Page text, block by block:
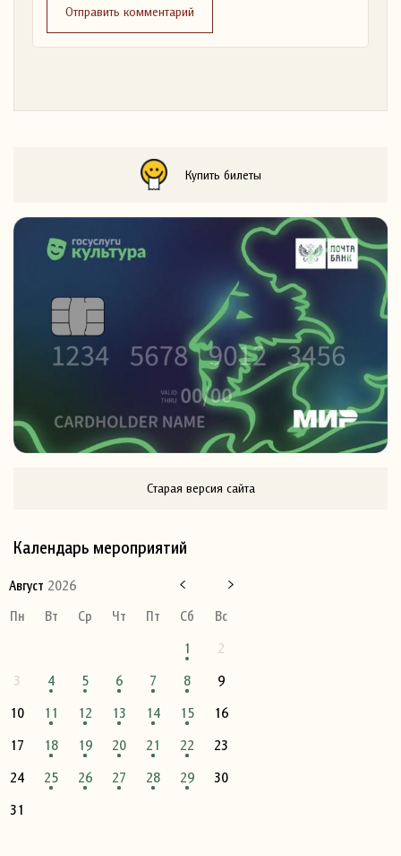
Отправить комментарий
Купить билеты
Старая версия сайта
Календарь мероприятий
Август 2026
Пн
Вт Ср Чт Пт Сб
Вс
1
2
3
4 5 6 7 8
9
10
11 12 13 14 15
16
17
18 19 20 21 22
23
24
25 26 27 28 29
30
31